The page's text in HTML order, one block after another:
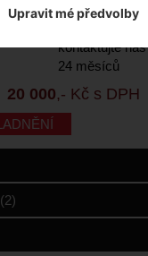
Upravit mé předvolby
00.6818.062.000
kontaktujte nás
24 měsíců
20 000,- Kč s DPH